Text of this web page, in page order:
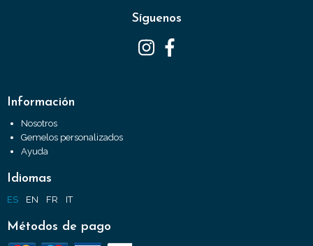
Síguenos
Información
Nosotros
Gemelos personalizados
Ayuda
Idiomas
ES EN FR IT
Métodos de pago